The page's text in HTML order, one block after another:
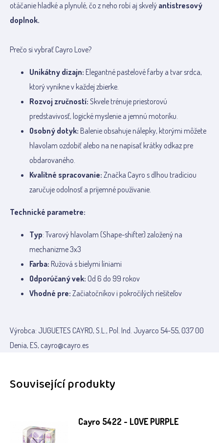
otáčanie hladké a plynulé, čo z neho robí aj skvelý antistresový
doplnok.
Prečo si vybrať Cayro Love?
Unikátny dizajn: Elegantné pastelové farby a tvar srdca,
ktorý vynikne v každej zbierke.
Rozvoj zručností: Skvele trénuje priestorovú
predstavivosť, logické myslenie a jemnú motoriku.
Osobný dotyk: Balenie obsahuje nálepky, ktorými môžete
hlavolam ozdobiť alebo na ne napísať krátky odkaz pre
obdarovaného.
Kvalitné spracovanie: Značka Cayro s dlhou tradíciou
zaručuje odolnosť a príjemné používanie.
Technické parametre:
Typ: Tvarový hlavolam (Shape-shifter) založený na
mechanizme 3x3
Farba: Ružová s bielymi líniami
Odporúčaný vek: Od 6 do 99 rokov
Vhodné pre: Začiatočníkov i pokročilých riešiteľov
Výrobca: JUGUETES CAYRO, S.L., Pol. Ind. Juyarco 54-55, 037 00
Denia, ES, cayro@cayro.es
Související produkty
Cayro 5422 - LOVE PURPLE